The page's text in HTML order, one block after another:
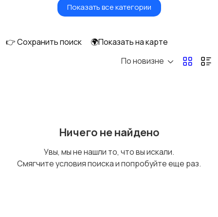
Вентиляторы Обогреватели
Кондиционеры и
Показать все категории
👉 Сохранить поиск
🌍Показать на карте
По новизне
Ничего не найдено
Увы, мы не нашли то, что вы искали.
Смягчите условия поиска и попробуйте еще раз.